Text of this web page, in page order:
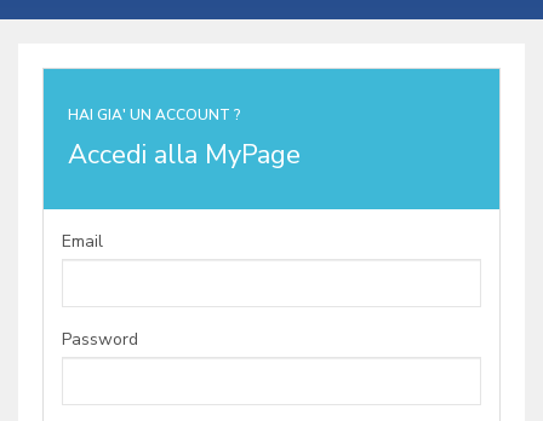
HAI GIA' UN ACCOUNT ?
Accedi alla MyPage
Email
Password